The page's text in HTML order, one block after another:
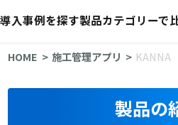
導入事例を探す製品カテゴリーで
HOME 施工管理アプリ KANNA
製品の